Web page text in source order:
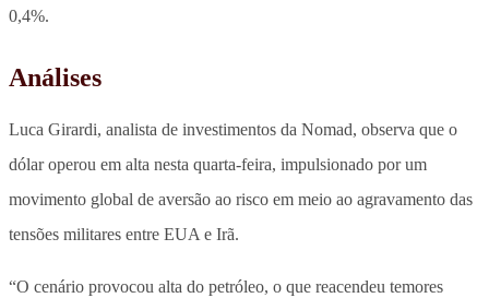
0,4%.
Análises
Luca Girardi, analista de investimentos da Nomad, observa que o
dólar operou em alta nesta quarta-feira, impulsionado por um
movimento global de aversão ao risco em meio ao agravamento das
tensões militares entre EUA e Irã.
“O cenário provocou alta do petróleo, o que reacendeu temores